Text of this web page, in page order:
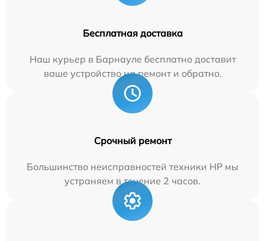
Бесплатная доставка
Наш курьер в Барнауле бесплатно доставит
ваше устройство на ремонт и обратно.
Срочный ремонт
Большинство неисправностей техники HP мы
устраняем в течение 2 часов.